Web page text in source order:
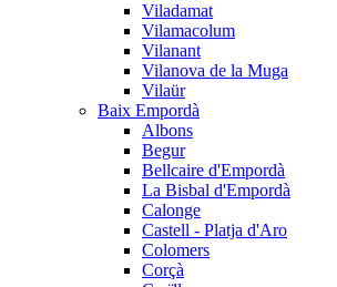
Viladamat
Vilamacolum
Vilanant
Vilanova de la Muga
Vilaür
Baix Empordà
Albons
Begur
Bellcaire d'Empordà
La Bisbal d'Empordà
Calonge
Castell - Platja d'Aro
Colomers
Corçà